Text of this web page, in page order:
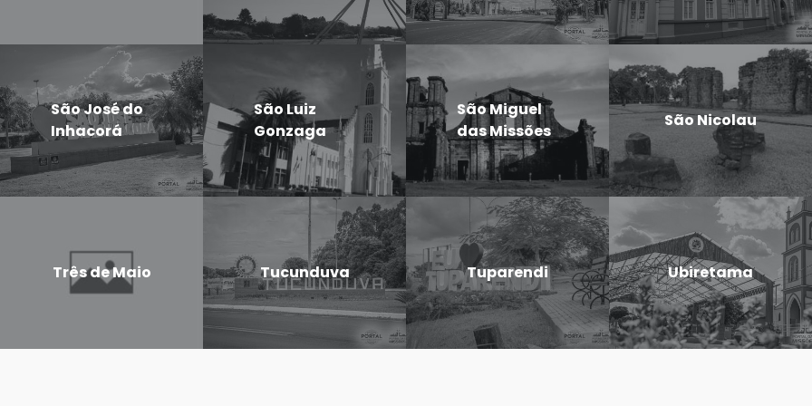
São José do
Inhacorá
São Luiz
Gonzaga
São Miguel
das Missões
São Nicolau
Três de Maio Tucunduva Tuparendi Ubiretama